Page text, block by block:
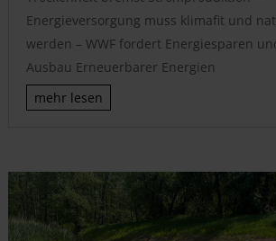
Energieversorgung muss klimafit und
werden – WWF fordert Energiesparen
Ausbau Erneuerbarer Energien
mehr lesen